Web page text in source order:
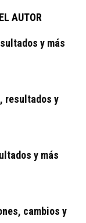
AUTOR
y más
resultados y
y más
cambios y